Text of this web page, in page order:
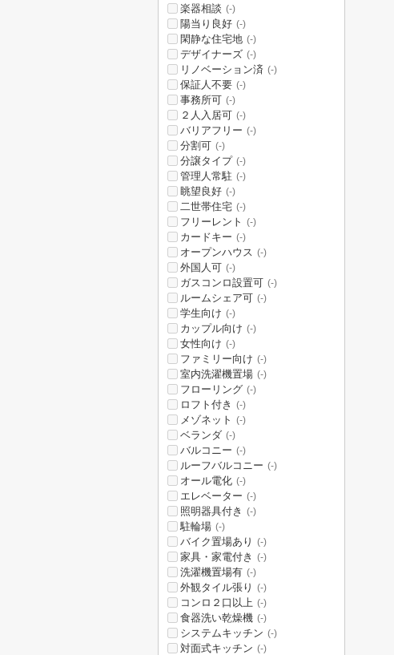
楽器相談 (-)
陽当り良好 (-)
閑静な住宅地 (-)
デザイナーズ (-)
リノベーション済 (-)
保証人不要 (-)
事務所可 (-)
２人入居可 (-)
バリアフリー (-)
分割可 (-)
分譲タイプ (-)
管理人常駐 (-)
眺望良好 (-)
二世帯住宅 (-)
フリーレント (-)
カードキー (-)
オープンハウス (-)
外国人可 (-)
ガスコンロ設置可 (-)
ルームシェア可 (-)
学生向け (-)
カップル向け (-)
女性向け (-)
ファミリー向け (-)
室内洗濯機置場 (-)
フローリング (-)
ロフト付き (-)
メゾネット (-)
ベランダ (-)
バルコニー (-)
ルーフバルコニー (-)
オール電化 (-)
エレベーター (-)
照明器具付き (-)
駐輪場 (-)
バイク置場あり (-)
家具・家電付き (-)
洗濯機置場有 (-)
外観タイル張り (-)
コンロ２口以上 (-)
食器洗い乾燥機 (-)
システムキッチン (-)
対面式キッチン (-)